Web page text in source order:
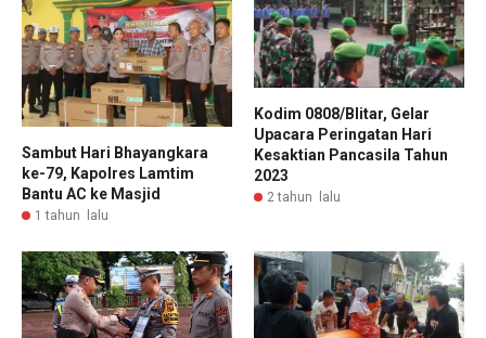
Sambut Hari Bhayangkara
ke-79, Kapolres Lamtim
Bantu AC ke Masjid
1 tahun lalu
Kodim 0808/Blitar, Gelar
Upacara Peringatan Hari
Kesaktian Pancasila Tahun
2023
2 tahun lalu